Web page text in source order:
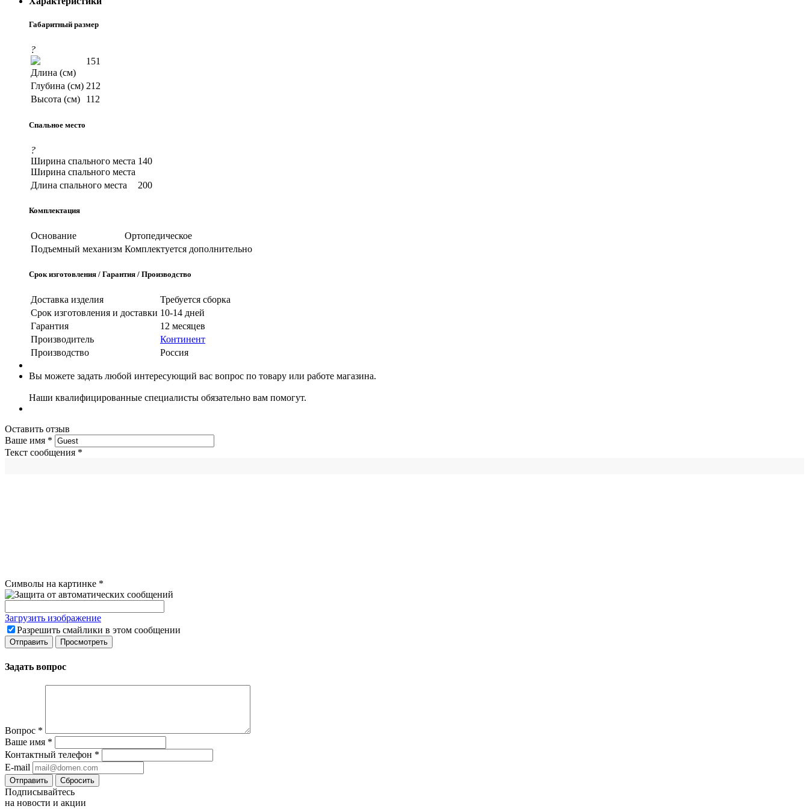
Габаритный размер
?
Длина (см)
151
Глубина (см) 212
Высота (см)
112
Спальное место
?
Ширина спального места
Ширина спального места
140
Длина спального места 200
Комплектация
Основание
Ортопедическое
Подъемный механизм Комплектуется дополнительно
Срок изготовления / Гарантия / Производство
Доставка изделия
Требуется сборка
Срок изготовления и доставки 10-14 дней
Гарантия
12 месяцев
Производитель
Континент
Производство
Россия
Вы можете задать любой интересующий вас вопрос по товару или работе магазина.
Наши квалифицированные специалисты обязательно вам помогут.
Оставить отзыв
Ваше имя *
Текст сообщения *
Символы на картинке *
Загрузить изображение
Разрешить смайлики в этом сообщении
Задать вопрос
Вопрос *
Ваше имя *
Контактный телефон *
E-mail
Сбросить
Подписывайтесь
на новости и акции